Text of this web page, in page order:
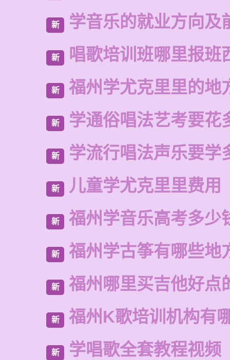
新 学音乐的就业方向及
新 唱歌培训班哪里报班
新 福州学尤克里里的地
新 学通俗唱法艺考要花
新 学流行唱法声乐要学
新 儿童学尤克里里费用
新 福州学音乐高考多少
新 福州学古筝有哪些地
新 福州哪里买吉他好点
新 福州K歌培训机构有
新 学唱歌全套教程视频